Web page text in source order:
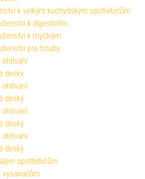
k velkým kuchyňským spotřebičům
k digestořím
k myčkám
pro trouby
ohřívání
desky
ohřívání
desky
ohřívání
desky
ohřívání
desky
spotřebičům
vysavačům